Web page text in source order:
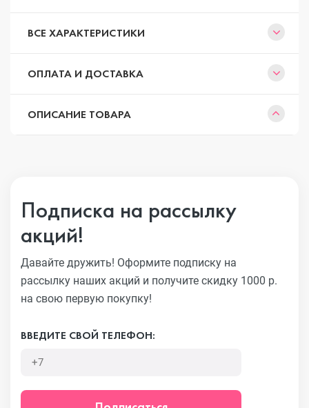
ВСЕ ХАРАКТЕРИСТИКИ
ОПЛАТА И ДОСТАВКА
ОПИСАНИЕ ТОВАРА
Подписка на рассылку
акций!
Давайте дружить! Оформите подписку на
рассылку наших акций и получите скидку 1000 р.
на свою первую покупку!
ВВЕДИТЕ СВОЙ ТЕЛЕФОН: